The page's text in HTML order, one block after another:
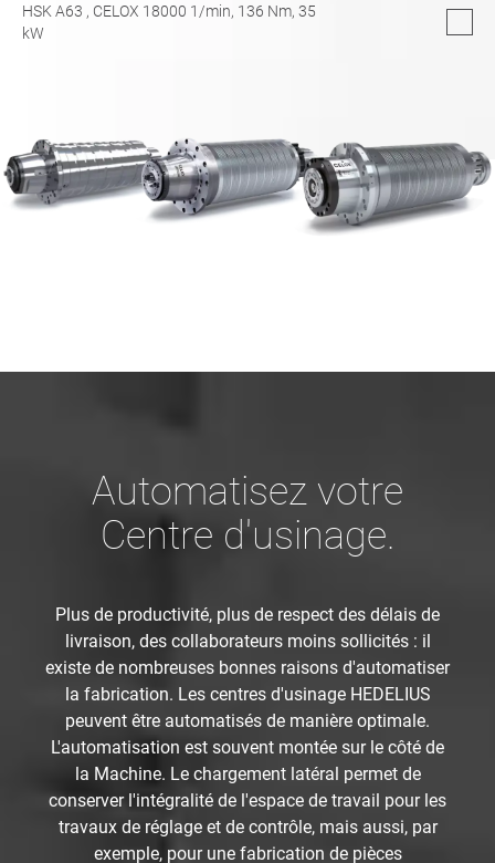
HSK A63 , CELOX 18000 1/min, 136 Nm, 35
kW
Automatisez votre
Centre d'usinage.
Plus de productivité, plus de respect des délais de
livraison, des collaborateurs moins sollicités : il
existe de nombreuses bonnes raisons d'automatiser
la fabrication. Les centres d'usinage HEDELIUS
peuvent être automatisés de manière optimale.
L'automatisation est souvent montée sur le côté de
la Machine. Le chargement latéral permet de
conserver l'intégralité de l'espace de travail pour les
travaux de réglage et de contrôle, mais aussi, par
exemple, pour une fabrication de pièces